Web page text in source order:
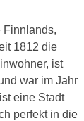
Finnlands,
1812 die
ist
war im Jahr
eine Stadt
perfekt in die